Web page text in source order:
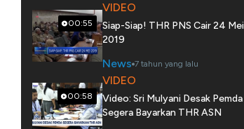
00:55
VIDEO
Siap-Siap! THR PNS Cair 24 Mei
2019
News 7 tahun yang lalu
00:58
VIDEO
Video: Sri Mulyani Desak Pemda
Segera Bayarkan THR ASN